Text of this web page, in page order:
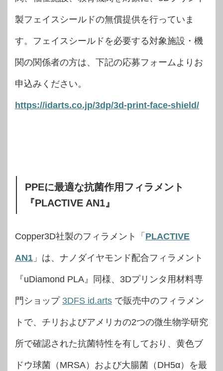
製フェイスシールドの無償提供を行っていま
す。フェイスシールドを必要する対象施設・機
関の関係者の方は、下記の応募フォームよりお
申込みください。
https://idarts.co.jp/3dp/3d-print-face-shield/
PPEに最適な抗菌作用フィラメント
『PLACTIVE AN1』
Copper3D社製のフィラメント「 PLACTIVE
AN1 」は、ナノダイヤモンド配合フィラメント
『uDiamond PLA』同様、3Dプリンタ用材料専
門ショップ 3DFS id.arts で販売中のフィラメン
トで、チリおよびアメリカの2つの微生物学研究
所で確認された抗菌特性を有しており、黄色ブ
ドウ球菌（MRSA）および大腸菌（DH5α）を最